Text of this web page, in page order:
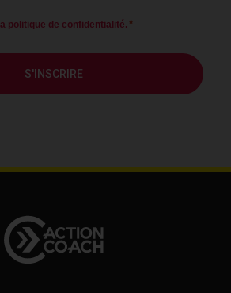
la politique de confidentialité. *